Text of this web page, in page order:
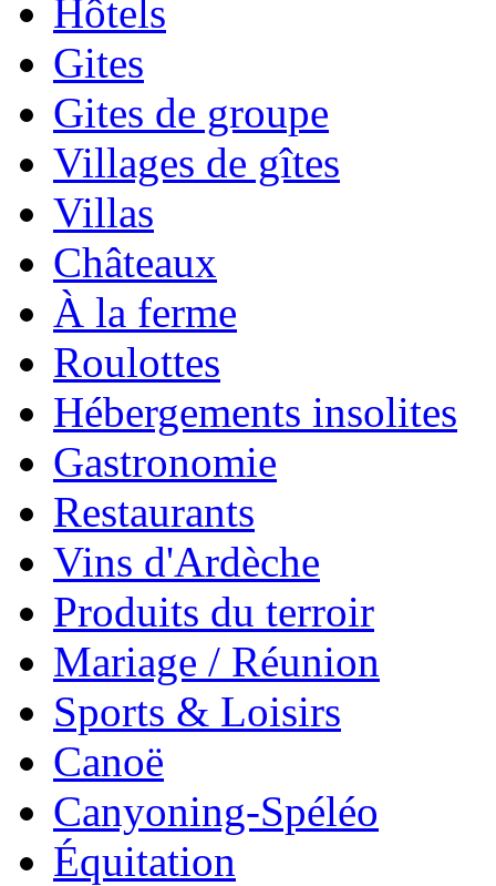
Hôtels
Gites
Gites de groupe
Villages de gîtes
Villas
Châteaux
À la ferme
Roulottes
Hébergements insolites
Gastronomie
Restaurants
Vins d'Ardèche
Produits du terroir
Mariage / Réunion
Sports & Loisirs
Canoë
Canyoning-Spéléo
Équitation